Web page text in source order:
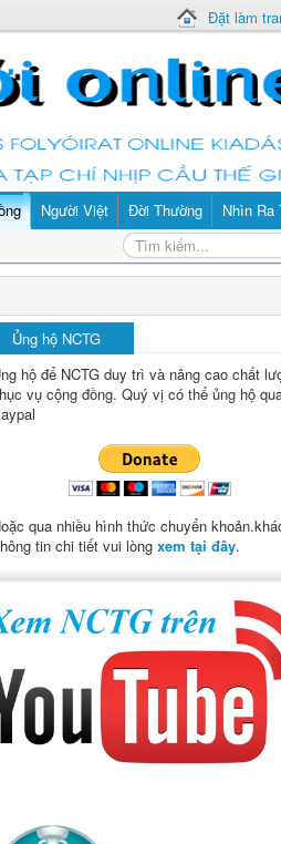
Đặt làm
Người Việt Đời Thường Nhìn Ra
Ủng hộ NCTG
hộ để NCTG duy trì và nâng cao chất
vụ cộng đồng. Quý vị có thể ủng hộ
qua nhiều hình thức chuyển
tin chi tiết vui lòng xem tại đây.